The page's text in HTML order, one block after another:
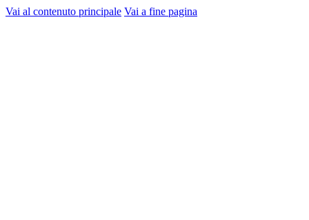
Vai al contenuto principale Vai a fine pagina